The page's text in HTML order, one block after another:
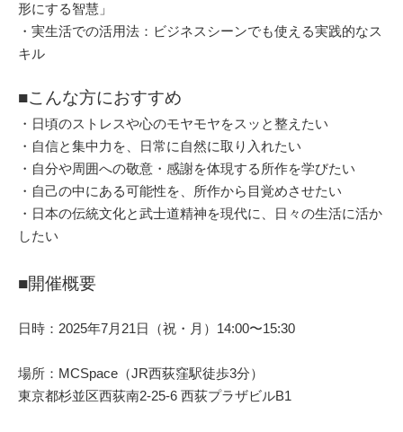
形にする智慧」
・実生活での活用法：ビジネスシーンでも使える実践的なス
キル
■こんな方におすすめ
・日頃のストレスや心のモヤモヤをスッと整えたい
・自信と集中力を、日常に自然に取り入れたい
・自分や周囲への敬意・感謝を体現する所作を学びたい
・自己の中にある可能性を、所作から目覚めさせたい
・日本の伝統文化と武士道精神を現代に、日々の生活に活か
したい
■開催概要
日時：2025年7月21日（祝・月）14:00〜15:30
場所：MCSpace（JR西荻窪駅徒歩3分）
東京都杉並区西荻南2-25-6 西荻プラザビルB1